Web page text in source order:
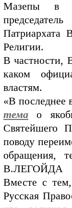
Мазепы в
Религии.
В частности,
каком
властям.
«В
тема о
Святейшего
поводу
обращения,
В.ЛЕГОЙДА
Вместе с
Русская